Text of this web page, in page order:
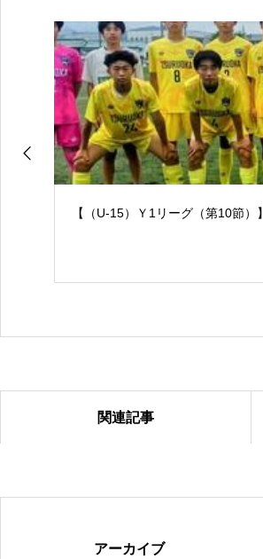
【（U-15）Ｙ1リーグ（第10節）】
関連記事
アーカイブ